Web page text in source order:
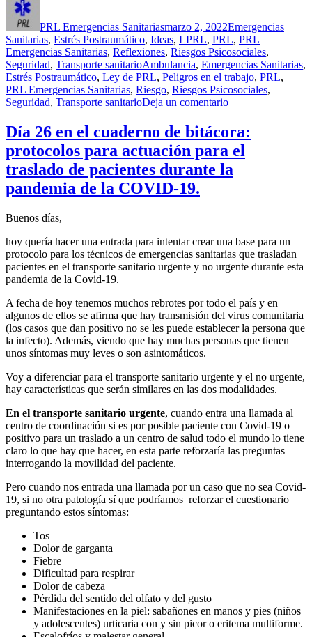
PRL Emergencias Sanitariasmarzo 2, 2022Emergencias
Sanitarias, Estrés Postraumático, Ideas, LPRL, PRL, PRL
Emergencias Sanitarias, Reflexiones, Riesgos Psicosociales,
Seguridad, Transporte sanitarioEtiquetas
Ambulancia, Emergencias Sanitarias,
Estrés Postraumático, Ley de PRL, Peligros en el trabajo, PRL,
PRL Emergencias Sanitarias, Riesgo, Riesgos Psicosociales,
Seguridad, Transporte sanitarioDeja un comentarioen
en
el
de
en
el
transporte
Día 26 en el cuaderno de bitácora:
protocolos para actuación para el
traslado de pacientes durante la
pandemia de la COVID-19.
Buenos días,
hoy quería hacer una entrada para intentar crear una base para un
protocolo para los técnicos de emergencias sanitarias que trasladan
pacientes en el transporte sanitario urgente y no urgente durante esta
pandemia de la Covid-19.
A fecha de hoy tenemos muchos rebrotes por todo el país y en
algunos de ellos se afirma que hay transmisión del virus comunitaria
(los casos que dan positivo no se les puede establecer la persona que
la infecto). Además, viendo que hay muchas personas que tienen
unos síntomas muy leves o son asintomáticos.
Voy a diferenciar para el transporte sanitario urgente y el no urgente,
hay características que serán similares en las dos modalidades.
En el transporte sanitario urgente, cuando entra una llamada al
centro de coordinación si es por posible paciente con Covid-19 o
positivo para un traslado a un centro de salud todo el mundo lo tiene
claro lo que hay que hacer, en esta parte reforzaría las preguntas
interrogando la movilidad del paciente.
Pero cuando nos entrada una llamada por un caso que no sea Covid-
19, si no otra patología sí que podríamos reforzar el cuestionario
preguntando estos síntomas:
Tos
Dolor de garganta
Fiebre
Dificultad para respirar
Dolor de cabeza
Pérdida del sentido del olfato y del gusto
Manifestaciones en la piel: sabañones en manos y pies (niños
y adolescentes) urticaria con y sin picor o eritema multiforme.